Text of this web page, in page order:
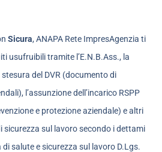
Sicura, ANAPA Rete ImpresAgenzia ti
usufruibili tramite l’E.N.B.Ass., la
del DVR (documento di
l’assunzione dell’incarico RSPP
e protezione aziendale) e altri
sicurezza sul lavoro secondo i dettami
salute e sicurezza sul lavoro D.Lgs.